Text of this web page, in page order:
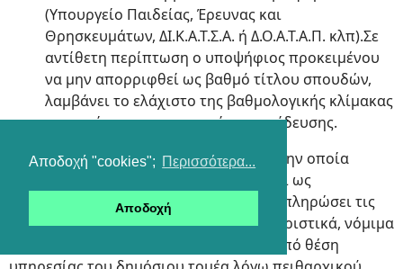
Αποδοχή "cookies"; Περισσότερα...
Αποδοχή
(Υπουργείο Παιδείας, Έρευνας και
Θρησκευμάτων, ΔΙ.Κ.Α.Τ.Σ.Α. ή Δ.Ο.Α.Τ.Α.Π. κλπ).Σε
αντίθετη περίπτωση ο υποψήφιος προκειμένου
να μην απορριφθεί ως βαθμό τίτλου σπουδών,
λαμβάνει το ελάχιστο της βαθμολογικής κλίμακας
της αντίστοιχης κατηγορίας εκπαίδευσης.
γ) Υπεύθυνη Δήλωση του υποψηφίου στην οποία
δηλώνεται ότι: επιθυμεί να προσληφθεί ως
αναπληρωτής ή και ωρομίσθιος έχει εκπληρώσει τις
στρατιωτικές του υποχρεώσεις ή έχει οριστικά, νόμιμα
απαλλαγεί από αυτές. δεν απολύθηκε από θέση